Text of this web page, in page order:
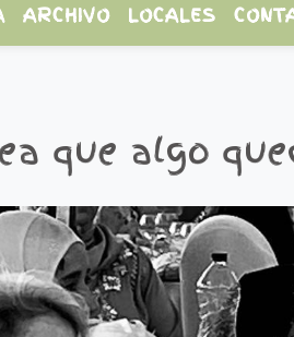
ARCHIVO LOCALES
que algo